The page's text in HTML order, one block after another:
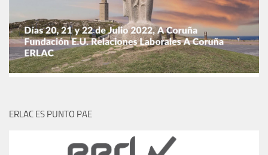
ERLAC ES PUNTO PAE